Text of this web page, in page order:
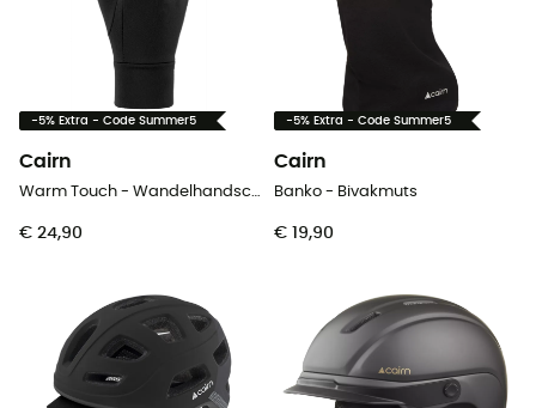
-5% Extra - Code Summer5
Cairn
Warm Touch - Wandelhandschoenen
€ 24,90
-5% Extra - Code Summer5
Cairn
Banko - Bivakmuts
€ 19,90